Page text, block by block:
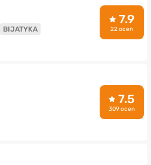
BIJATYKA
7.9
22 ocen
7.5
309 ocen